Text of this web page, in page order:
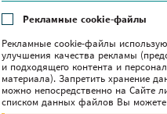
Рекламные cookie-файлы
Рекламные cookie-файлы
улучшения качества рекламы
и подходящего контента и
материала). Запретить хранение
можно непосредственно на Сайте
списком данных файлов Вы